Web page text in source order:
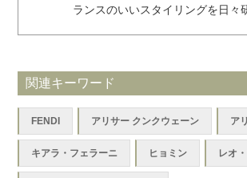
ランスのいいスタイリングを日々
関連キーワード
FENDI アリサー クンクウェーン ア
キアラ・フェラーニ ヒョミン レオ